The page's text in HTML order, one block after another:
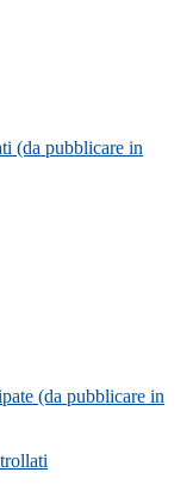
(da pubblicare in
(da pubblicare in